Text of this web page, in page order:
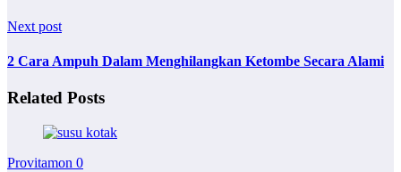
Next post
2 Cara Ampuh Dalam Menghilangkan Ketombe Secara Alami
Related Posts
Provitamon 0